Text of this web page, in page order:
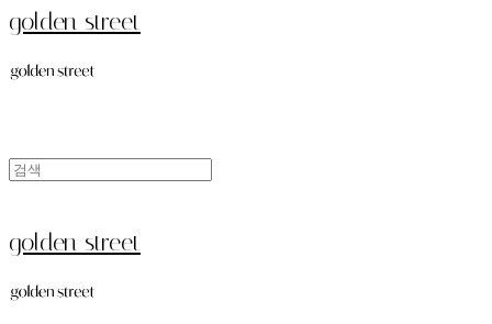
golden street
golden street